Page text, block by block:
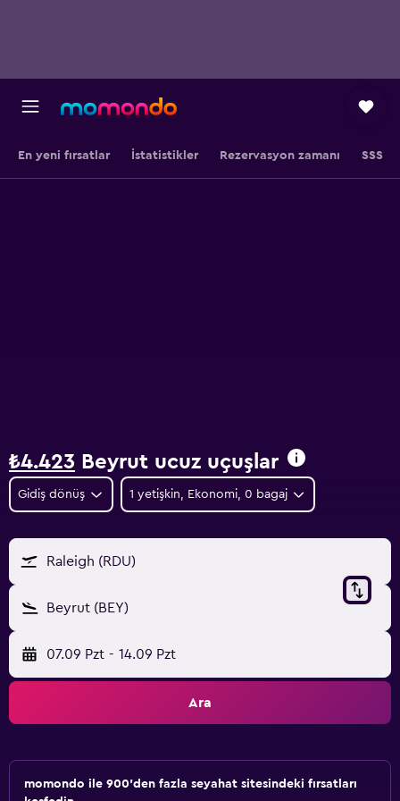
En yeni fırsatlar İstatistikler Rezervasyon zamanı SSS
₺4.423 Beyrut ucuz uçuşlar
Gidiş dönüş 1 yetişkin, Ekonomi, 0 bagaj
Raleigh (RDU)
Beyrut (BEY)
07.09 Pzt - 14.09 Pzt
Ara
momondo ile 900'den fazla seyahat sitesindeki fırsatları